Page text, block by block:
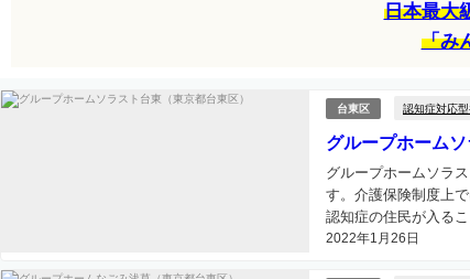
日本最大
「み
台東区 認知症対応
グループホームソ
2022年1月26日
グループホームソラ
す。介護保険制度上
認知症の住民が入る